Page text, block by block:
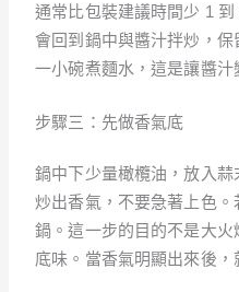
通常比包裝建議時間少 1
會回到鍋中與醬汁拌炒，
一小碗煮麵水，這是讓醬汁
步驟三：先做香氣底
鍋中下少量橄欖油，放入
炒出香氣，不要急著上色
鍋。這一步的目的不是大
底味。當香氣明顯出來後，